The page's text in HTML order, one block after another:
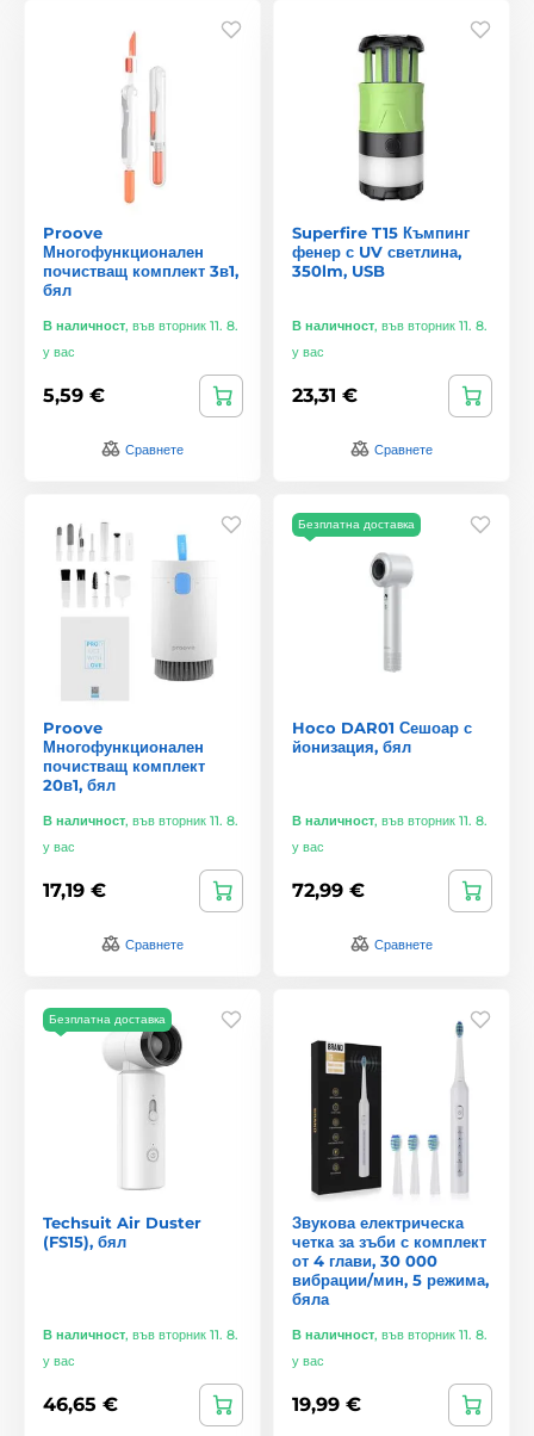
Proove
Многофункционален
почистващ комплект 3в1,
бял
В наличност, във вторник 11. 8.
у вас
5,59 €
Сравнете
Superfire T15 Къмпинг
фенер с UV светлина,
350lm, USB
В наличност, във вторник 11. 8.
у вас
23,31 €
Сравнете
Proove
Многофункционален
почистващ комплект
20в1, бял
В наличност, във вторник 11. 8.
у вас
17,19 €
Сравнете
Безплатна доставка
Hoco DAR01 Сешоар с
йонизация, бял
В наличност, във вторник 11. 8.
у вас
72,99 €
Сравнете
Безплатна доставка
Techsuit Air Duster
(FS15), бял
В наличност, във вторник 11. 8.
у вас
46,65 €
Звукова електрическа
четка за зъби с комплект
от 4 глави, 30 000
вибрации/мин, 5 режима,
бяла
В наличност, във вторник 11. 8.
у вас
19,99 €